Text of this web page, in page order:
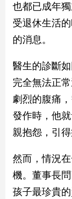
國
會
點
觀
兩
岸/
國
社
地
方
也都已成年
受退休生活
的消息。
醫生的診斷
完全無法正
劇烈的腹痛
發作時，他
親抱怨，引
然而，情況
機。董事長
孩子最珍貴